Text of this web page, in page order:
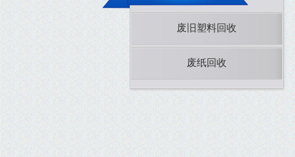
废旧塑料回收
废纸回收